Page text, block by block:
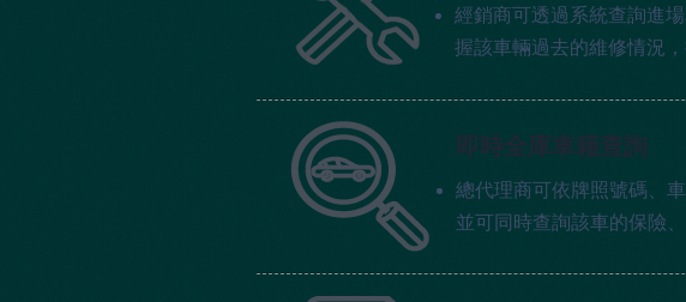
經銷商可透過系統查詢進
握該車輛過去的維修情況
即時全庫車籍查詢
總代理商可依牌照號碼、
並可同時查詢該車的保險